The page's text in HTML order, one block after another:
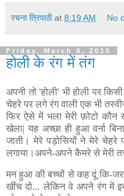
रचना त्रिपाठी at 8:19 AM No
Friday, March 6, 2015
होली के रंग में तंग
अपनी तो 'होली' भी होली पर
चेहरे पर लगे रंग वाली एक भी
फिर ऐसे में भला मेरी फ़ोटो कौन
खेला| यह अच्छा ही हुआ वर्ना
जाती। मेरे पड़ोसियों ने मेरे
लगाया।अपने-अपने कैमरे से मेरी
मन हुआ की बच्चों से कह दूं कि-
खींच दो... लेकिन वे अपने रंग में